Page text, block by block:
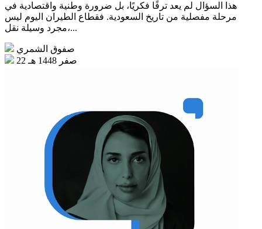
هذا السؤال لم يعد ترفًا فكريًا، بل ضرورة وطنية واقتصادية في
مرحلة مفصلية من تاريخ السعودية. فقطاع الطيران اليوم ليس
مجرد وسيلة نقل،...
صفوق الشمري
22 صفر 1448 هـ